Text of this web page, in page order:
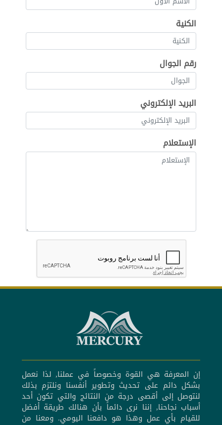
الكنية
رقم الجوال
البريد الإلكتروني
الإستعلام
إن المعرفة هي القوة وخصوصاً في عملنا, لذا نعمل
بشكل دائم على تحديث وتطوير أنفسنا ونلتزم بذلك
لنتوصل إلى أقصى درجة من النتائج والتي تكون أحد
أسباب نجاحنا, إننا نرى دائماً بأن هنالك طريقة أفضل
للقيام بأي عمل وهذا هو دافعنا اليومي. ومعنا من